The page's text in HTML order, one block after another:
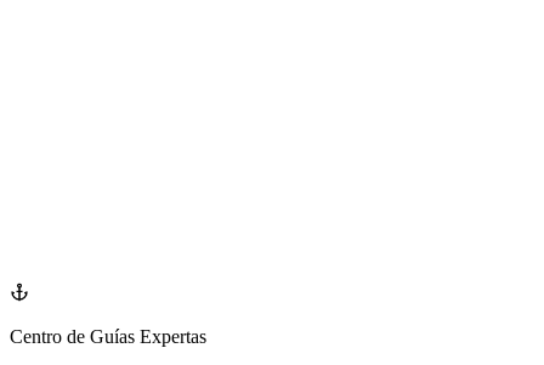
Centro de Guías Expertas